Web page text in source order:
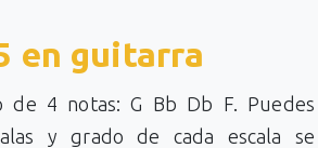
en guitarra
de 4 notas: G Bb Db F. Puedes
y grado de cada escala se